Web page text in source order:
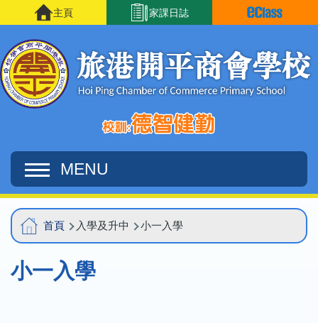
移至主內容 家課日誌
主頁
MENU
Main
navigation
導
航
連
首頁 入學及升中 小一入學
小一入學